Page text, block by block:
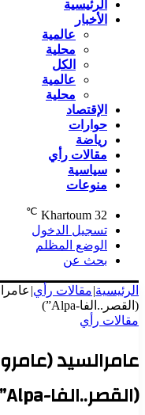
الرئيسية
الأخبار
عالمية
محلية
الكل
عالمية
محلية
الإقتصاد
حوارات
رياضة
مقالات رأي
سياسية
منوعات
Khartoum 32
℃
تسجيل الدخول
الوضع المظلم
بحث عن
الرئيسية|مقالات رأي|
(القصر..الفا-Alpa”)
مقالات رأي
عامرالسيد
(القصر..الفا-Alpa”)